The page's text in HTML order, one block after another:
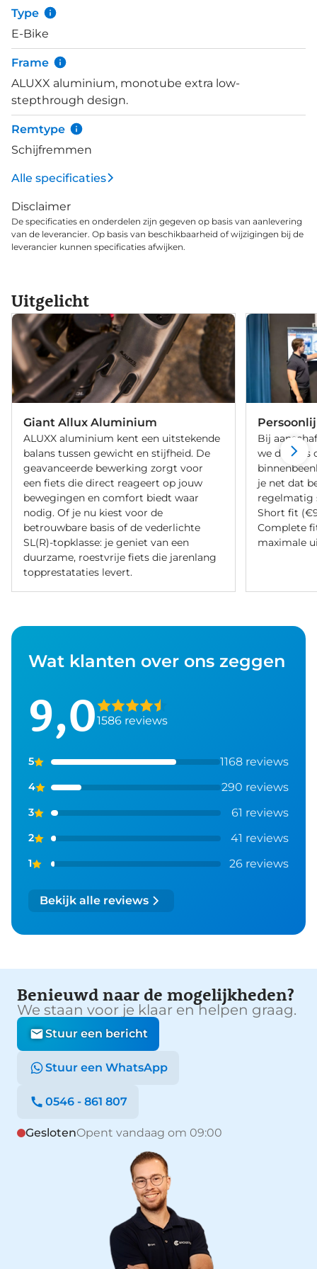
rijervaring. Lees ook onze blog waarin de Entour E+
compleet uitlichten.
Type
E-Bike
Frame
ALUXX aluminium, monotube extra low-
stepthrough design.
Remtype
Schijfremmen
Alle specificaties
Disclaimer
De specificaties en onderdelen zijn gegeven op basis van aanlevering
van de leverancier. Op basis van beschikbaarheid of wijzigingen bij de
leverancier kunnen specificaties afwijken.
Uitgelicht
Giant Allux Aluminium
ALUXX aluminium kent een uitstekende
balans tussen gewicht en stijfheid. De
geavanceerde bewerking zorgt voor
een fiets die direct reageert op jouw
bewegingen en comfort biedt waar
nodig. Of je nu kiest voor de
betrouwbare basis of de vederlichte
SL(R)-topklasse: je geniet van een
duurzame, roestvrije fiets die jarenlang
topprestataties levert.
Bij
we de fiets
je net dat
regelmatig
Short fit
Complete
maximale
Wat klanten over ons zeggen
9,01586 reviews
5 1168 reviews
4 290 reviews
3 61 reviews
2 41 reviews
1 26 reviews
Bekijk alle reviews
Benieuwd naar de mogelijkheden?
We staan voor je klaar en helpen graag.
Stuur een bericht
Stuur een WhatsApp
0546 - 861 807
GeslotenOpent vandaag om 09:00